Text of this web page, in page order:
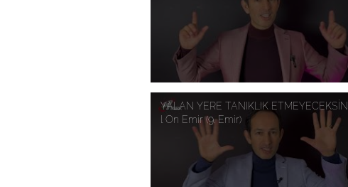
YALAN YERE TANIKLIK ETMEYECEKSİN
l On Emir (9. Emir)